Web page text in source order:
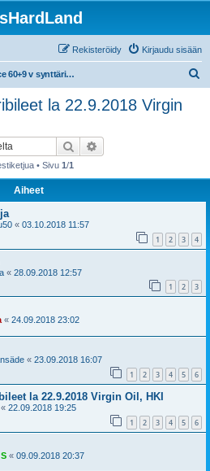
Kirjaudu sisään
Rekisteröidy
Bruce 60+9 v synttäribileet la 22.9.2018 Virgin Oil, HKI
la 22.9.2018 Virgin
Etsi
• Sivu 1/1
Aiheet
« 03.10.2018 11:57
1 2 3 4
« 28.09.2018 12:57
1 2 3
« 24.09.2018 23:02
« 23.09.2018 16:07
1 2 3 4 5 6
la 22.9.2018 Virgin Oil, HKI
« 22.09.2018 19:25
1 2 3 4 5 6
« 09.09.2018 20:37